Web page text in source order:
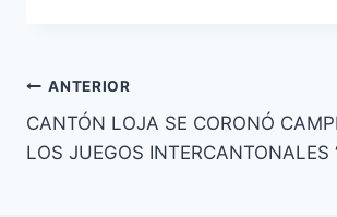
Navegación
de
ANTERIOR
CANTÓN LOJA SE CORONÓ
LOS JUEGOS INTERCANTONALES